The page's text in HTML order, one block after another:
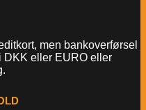
men bankoverførsel
DKK eller EURO eller